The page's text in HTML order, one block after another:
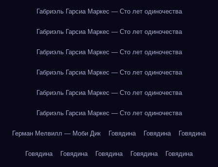
Габриэль Гарсиа Маркес — Сто лет одиночества
Габриэль Гарсиа Маркес — Сто лет одиночества
Габриэль Гарсиа Маркес — Сто лет одиночества
Габриэль Гарсиа Маркес — Сто лет одиночества
Габриэль Гарсиа Маркес — Сто лет одиночества
Габриэль Гарсиа Маркес — Сто лет одиночества
Герман Мелвилл — Моби Дик Говядина Говядина Говядина
Говядина Говядина Говядина Говядина Говядина